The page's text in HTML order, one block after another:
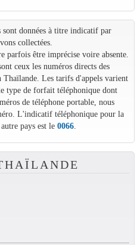
données à titre indicatif par
collectées.
parfois être imprécise voire absente.
ceux les numéros directs des
Thaïlande. Les tarifs d'appels varient
type de forfait téléphonique dont
de téléphone portable, nous
L'indicatif téléphonique pour la
pays est le 0066.